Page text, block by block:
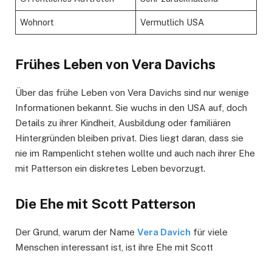
Wohnort Vermutlich USA
Frühes Leben von Vera Davichs
Über das frühe Leben von Vera Davichs sind nur wenige
Informationen bekannt. Sie wuchs in den USA auf, doch
Details zu ihrer Kindheit, Ausbildung oder familiären
Hintergründen bleiben privat. Dies liegt daran, dass sie
nie im Rampenlicht stehen wollte und auch nach ihrer Ehe
mit Patterson ein diskretes Leben bevorzugt.
Die Ehe mit Scott Patterson
Der Grund, warum der Name Vera Davich für viele
Menschen interessant ist, ist ihre Ehe mit Scott